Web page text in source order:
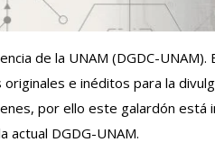
de la UNAM (DGDC-
e inéditos para la
por ello este galardón está
actual DGDG-UNAM.